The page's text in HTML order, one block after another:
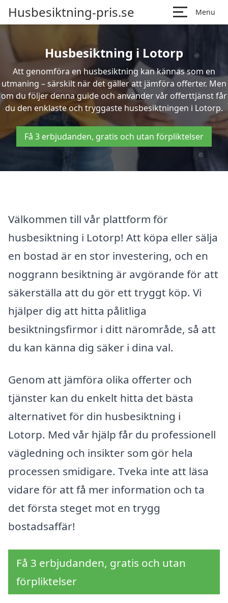
Husbesiktning-pris.se Menu
Husbesiktning i Lotorp
Att genomföra en husbesiktning kan kännas som en
utmaning – särskilt när det gäller att jämföra offerter. Men
om du följer denna guide och använder vår offerttjänst får
du den enklaste och tryggaste husbesiktningen i Lotorp.
Få 3 erbjudanden, gratis och utan förpliktelser
Välkommen till vår plattform för
husbesiktning i Lotorp! Att köpa eller sälja
en bostad är en stor investering, och en
noggrann besiktning är avgörande för att
säkerställa att du gör ett tryggt köp. Vi
hjälper dig att hitta pålitliga
besiktningsfirmor i ditt närområde, så att
du kan känna dig säker i dina val.
Genom att jämföra olika offerter och
tjänster kan du enkelt hitta det bästa
alternativet för din husbesiktning i
Lotorp. Med vår hjälp får du professionell
vägledning och insikter som gör hela
processen smidigare. Tveka inte att läsa
vidare för att få mer information och ta
det första steget mot en trygg
bostadsaffär!
Få 3 erbjudanden, gratis och utan
förpliktelser